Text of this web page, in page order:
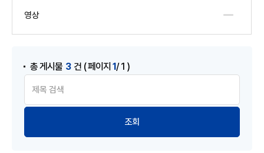
영상
총 게시물 3 건 ( 페이지 1/ 1 )